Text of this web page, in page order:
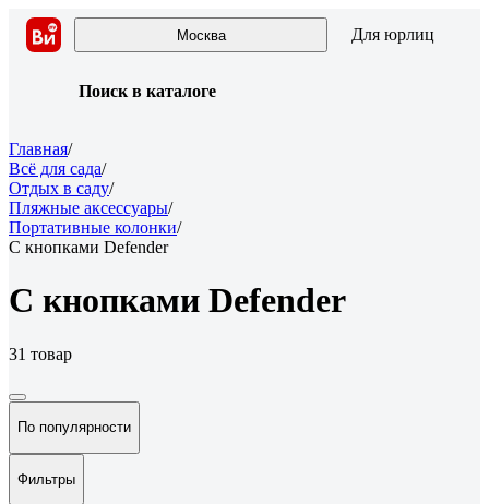
Москва Для юрлиц
Поиск в каталоге
Главная/
Всё для сада/
Отдых в саду/
Пляжные аксессуары/
Портативные колонки/
С кнопками Defender
С кнопками Defender
31 товар
По популярности
Фильтры